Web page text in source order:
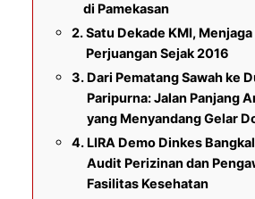
di Pamekasan
Satu Dekade KMI, Menjaga
Perjuangan Sejak 2016
Dari Pematang Sawah ke
Paripurna: Jalan Panjang
yang Menyandang Gelar
LIRA Demo Dinkes
Audit Perizinan dan
Fasilitas Kesehatan